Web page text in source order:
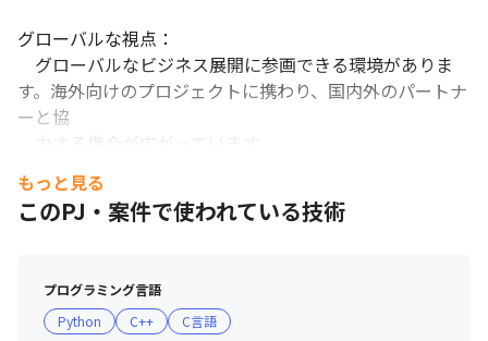
グローバルな視点：
グローバルなビジネス展開に参画できる環境がありま
す。海外向けのプロジェクトに携わり、国内外のパートナ
ーと協
力する機会が広がっています。
働きやすい環境：
社員のワークライフバランスを重視し、柔軟な働き方や
整っています。
もっと見る
このPJ・案件で使われている技術
プログラミング言語
Python
C++ C言語